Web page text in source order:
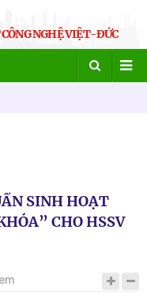
NGHỆ VIỆT-ĐỨC
SINH HOẠT
CHO HSSV